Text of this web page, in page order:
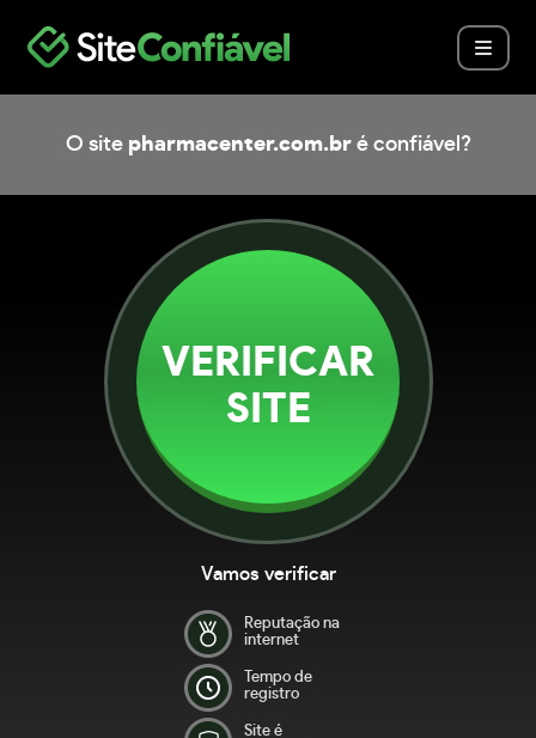
O site pharmacenter.com.bré confiável?
VERIFICAR
SITE
Vamos verificar
Reputação na
internet
Tempo de
registro
Site é